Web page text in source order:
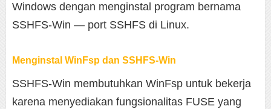
Windows dengan menginstal program bernama
SSHFS-Win — port SSHFS di Linux.
Menginstal WinFsp dan SSHFS-Win
SSHFS-Win membutuhkan WinFsp untuk bekerja
karena menyediakan fungsionalitas FUSE yang